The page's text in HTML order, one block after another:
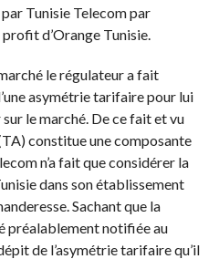
Tunisie Telecom par
d’Orange Tunisie.
le régulateur a fait
asymétrie tarifaire pour lui
le marché. De ce fait et vu
constitue une composante
n’a fait que considérer la
dans son établissement
Sachant que la
préalablement notifiée au
de l’asymétrie tarifaire qu’il